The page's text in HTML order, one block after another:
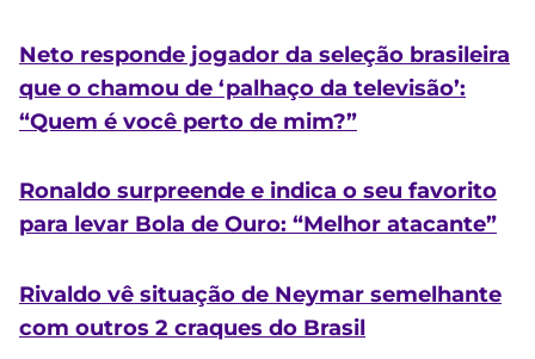
Neto responde jogador da seleção brasileira
que o chamou de ‘palhaço da televisão’:
“Quem é você perto de mim?”
Ronaldo surpreende e indica o seu favorito
para levar Bola de Ouro: “Melhor atacante”
Rivaldo vê situação de Neymar semelhante
com outros 2 craques do Brasil